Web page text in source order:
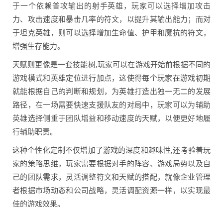
于一个依赖普攻输出的射手英雄，玩家可以选择增加攻击
力、攻击速度和暴击几率的符文，以提升其输出能力；而对
于坦克英雄，则可以选择增加生命值、护甲和魔抗的符文，
增强生存能力。
天赋则更像是一套技能树,玩家可以在游戏开始前根据不同的
游戏模式和英雄定位进行加点，这使得每个玩家在游戏初期
就能根据自己的判断和规划，为英雄打造出独一无二的发展
路径，在一场需要快速支援队友的对局中，玩家可以为辅助
英雄选择侧重于团队增益和移动速度的天赋，以便更好地履
行辅助职责。
这种个性化定制不仅增加了游戏的深度和趣味性,还考验着玩
家的策略思维，玩家需要根据对手的阵容、游戏局势以及自
己的团队需求，灵活调整符文和天赋的搭配，就像企业管理
者根据市场动态和公司战略，灵活调配资源一样，以实现最
佳的游戏效果。